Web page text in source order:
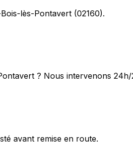
lès-Pontavert (02160).
? Nous intervenons 24h/
avant remise en route.